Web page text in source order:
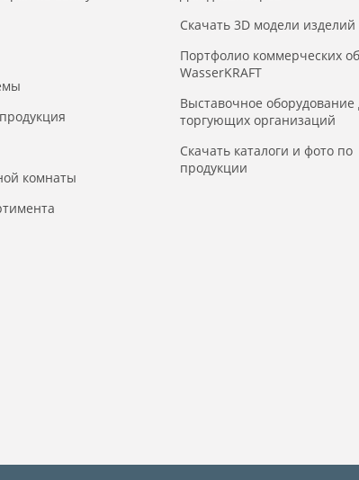
комнаты
Скачать 3D модели изделий
Портфолио коммерческих
WasserKRAFT
Выставочное оборудование
торгующих организаций
Скачать каталоги и фото по
продукции